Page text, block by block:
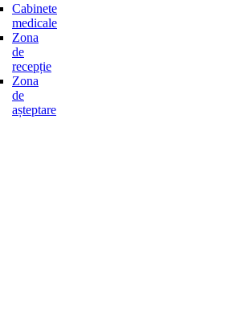
Cabinete
medicale
Zona
de
recepție
Zona
de
așteptare